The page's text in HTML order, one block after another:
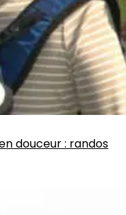
en douceur : randos